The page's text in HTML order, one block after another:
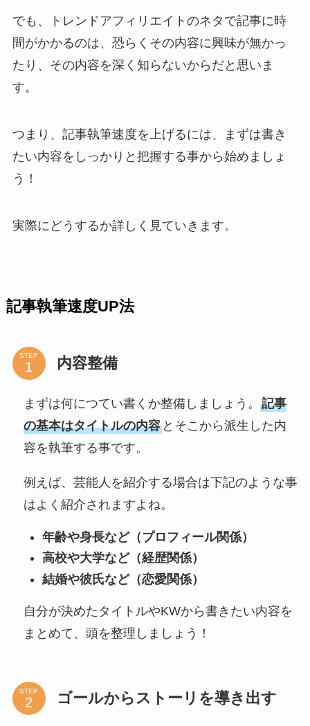
でも、トレンドアフィリエイトのネタで記事に時
間がかかるのは、恐らくその内容に興味が無かっ
たり、その内容を深く知らないからだと思いま
す。
つまり、記事執筆速度を上げるには、まずは書き
たい内容をしっかりと把握する事から始めましょ
う！
実際にどうするか詳しく見ていきます。
記事執筆速度UP法
STEP 内容整備
まずは何につてい書くか整備しましょう。 記事
の基本はタイトルの内容とそこから派生した内
容を執筆する事です。
例えば、芸能人を紹介する場合は下記のような事
はよく紹介されますよね。
年齢や身長など（プロフィール関係）
高校や大学など（経歴関係）
結婚や彼氏など（恋愛関係）
自分が決めたタイトルやKWから書きたい内容を
まとめて、頭を整理しましょう！
STEP ゴールからストーリを導き出す